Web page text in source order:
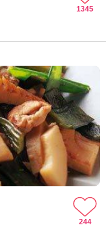
1345
244